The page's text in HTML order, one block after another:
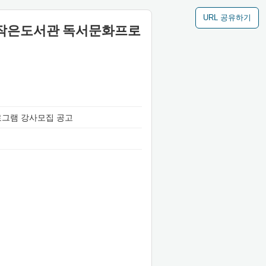
URL 공유하기
도서관 독서문화프로
램 강사모집 공고